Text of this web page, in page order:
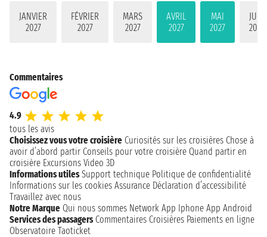
JANVIER
2027
FÉVRIER
2027
MARS
2027
AVRIL
2027
MAI
2027
JUIN
2027
Commentaires
4.9
tous les avis
Choisissez vous votre croisière Curiosités sur les croisières Chose à
avoir d’abord partir Conseils pour votre croisière Quand partir en
croisière Excursions Video 3D
Informations utiles Support technique Politique de confidentialité
Informations sur les cookies Assurance Déclaration d’accessibilité
Travaillez avec nous
Notre Marque Qui nous sommes Network App Iphone App Android
Services des passagers Commentaires Croisières Paiements en ligne
Observatoire Taoticket